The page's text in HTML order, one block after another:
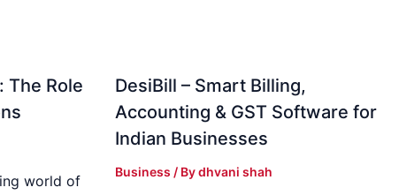
The Role
world of
DesiBill – Smart Billing,
Accounting & GST Software for
Indian Businesses
Business / Bydhvani shah